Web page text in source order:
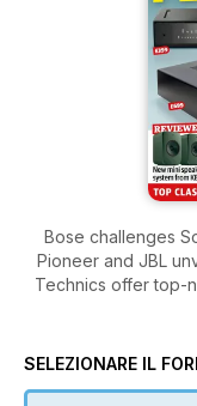
Bose challenges
Pioneer and JBL
Technics offer top-
with amplifiers from
SELEZIONARE IL